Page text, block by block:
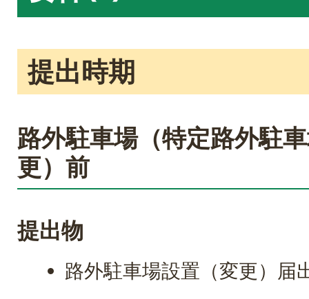
提出時期
路外駐車場（特定路外駐
更）前
提出物
路外駐車場設置（変更）届